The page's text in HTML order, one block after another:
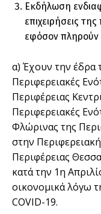
Εκδήλωση
επιχειρήσεις
εφόσον πληρούν
α) Έχουν την έδρα
Περιφερειακές
Περιφέρειας
Περιφερειακές
Φλώρινας της
στην
Περιφέρειας
κατά την 1η
οικονομικά λόγω
COVID-19.